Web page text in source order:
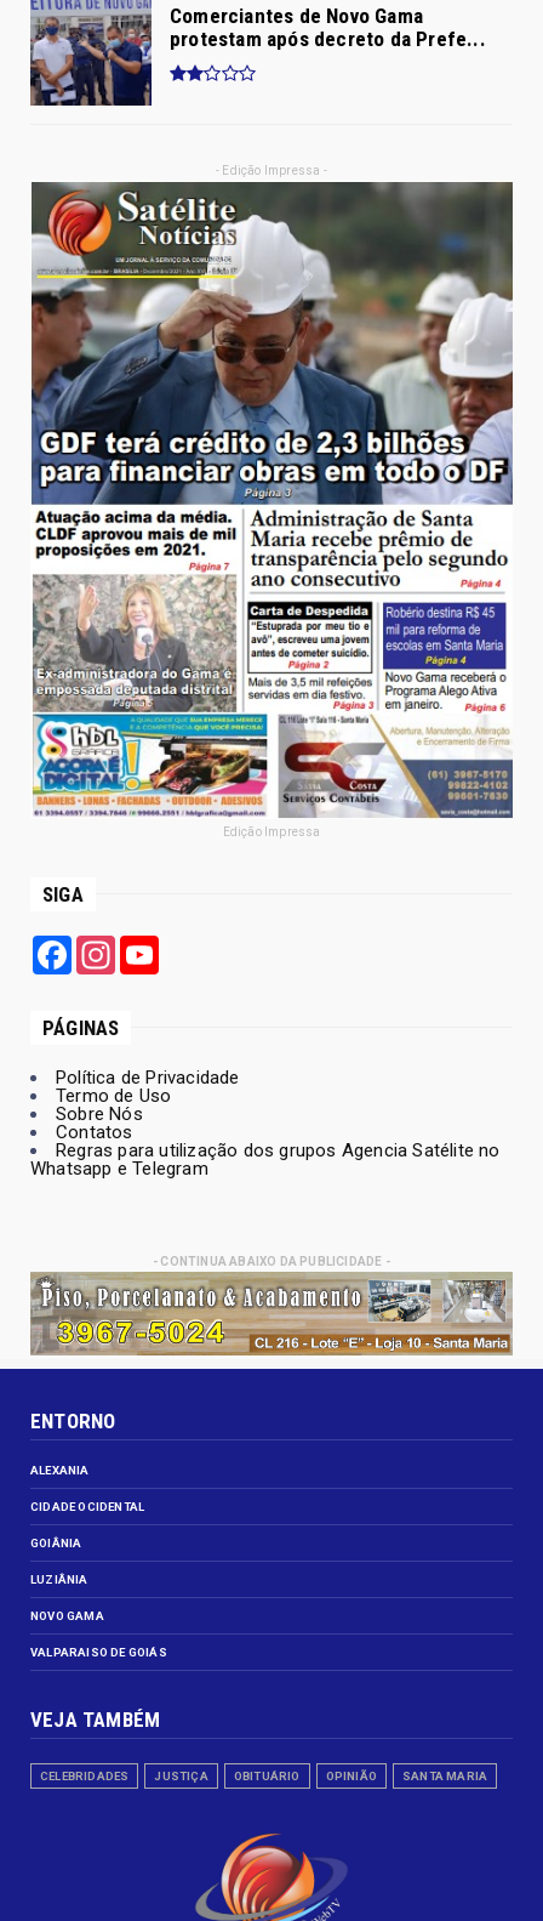
Comerciantes de Novo Gama
protestam após decreto da Prefe...
- Edição Impressa -
Edição Impressa
SIGA
FacebookInstagram
PÁGINAS
Política de Privacidade
Termo de Uso
Sobre Nós
Contatos
Regras para utilização dos grupos Agencia Satélite no
Whatsapp e Telegram
- CONTINUA ABAIXO DA PUBLICIDADE -
ENTORNO
ALEXANIA
CIDADE OCIDENTAL
GOIÂNIA
LUZIÂNIA
NOVO GAMA
VALPARAISO DE GOIÁS
VEJA TAMBÉM
CELEBRIDADES JUSTIÇA OBITUÁRIO OPINIÃO SANTA MARIA